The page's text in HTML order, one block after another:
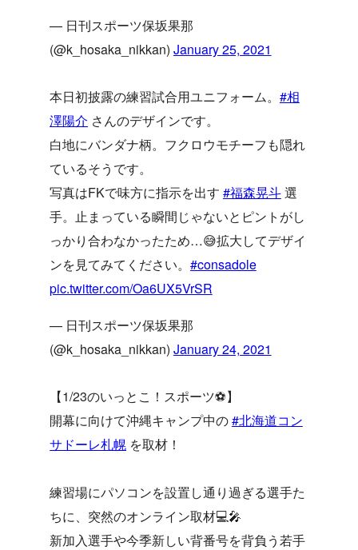
— 日刊スポーツ保坂果那
(@k_hosaka_nikkan) January 25, 2021
本日初披露の練習試合用ユニフォーム。 #相
澤陽介 さんのデザインです。
白地にバンダナ柄。フクロウモチーフも隠れ
ているそうです。
写真はFKで味方に指示を出す #福森晃斗選
手。止まっている瞬間じゃないとピントがし
っかり合わなかったため…😅拡大してデザイ
ンを見てみてください。 #consadole
pic.twitter.com/Oa6UX5VrSR
— 日刊スポーツ保坂果那
(@k_hosaka_nikkan) January 24, 2021
【1/23のいっとこ！スポーツ⚽️】
開幕に向けて沖縄キャンプ中の#北海道コン
サドーレ札幌 を取材！
練習場にパソコンを設置し通り過ぎる選手た
ちに、突然のオンライン取材💻🎤
新加入選手や今季新しい背番号を背負う若手